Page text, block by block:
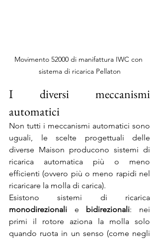
Movimento 52000 di manifattura IWC con
sistema di ricarica Pellaton
I diversi meccanismi
automatici
Non tutti i meccanismi automatici sono
uguali, le scelte progettuali delle
diverse Maison producono sistemi di
ricarica automatica più o meno
efficienti (ovvero più o meno rapidi nel
ricaricare la molla di carica).
monodirezionali e bidirezionali: nei
primi il rotore aziona la molla solo
quando ruota in un senso (come negli